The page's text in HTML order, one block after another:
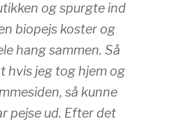
og spurgte ind
biopejs koster og
hang sammen. Så
hvis jeg tog hjem og
så kunne
pejse ud. Efter det